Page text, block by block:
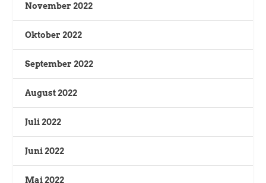
November 2022
Oktober 2022
September 2022
August 2022
Juli 2022
Juni 2022
Mai 2022